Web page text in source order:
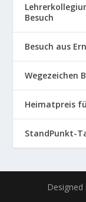
Besuch
Besuch aus
Wegezeichen
Heimatpreis
StandPunkt-
Designed